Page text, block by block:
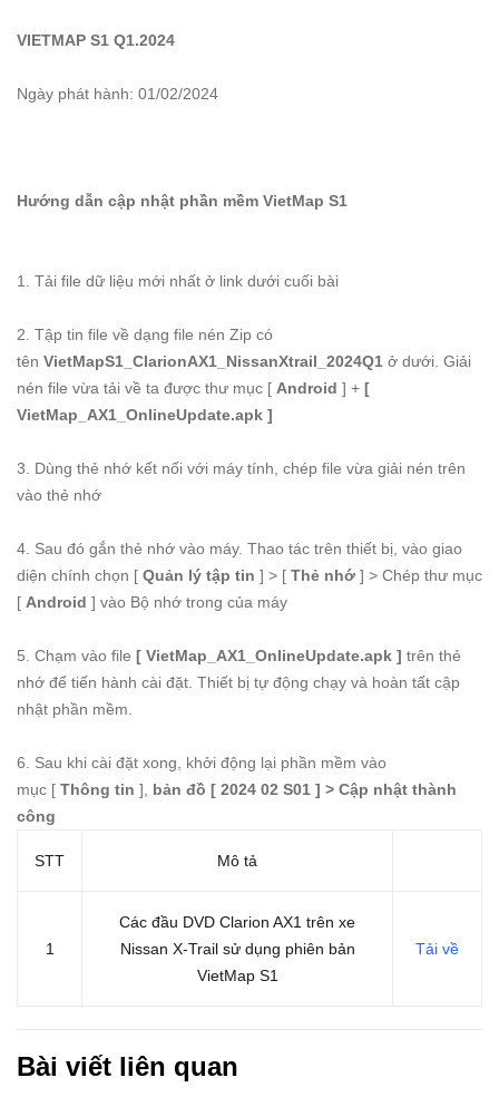
VIETMAP S1 Q1.2024
Ngày phát hành: 01/02/2024
Hướng dẫn cập nhật phần mềm VietMap S1
1. Tải file dữ liệu mới nhất ở link dưới cuối bài
2. Tập tin file về dạng file nén Zip có
tên VietMapS1_ClarionAX1_NissanXtrail_2024Q1 ở dưới. Giải
nén file vừa tải về ta được thư mục [ Android ] + [
VietMap_AX1_OnlineUpdate.apk ]
3. Dùng thẻ nhớ kết nối với máy tính, chép file vừa giải nén trên
vào thẻ nhớ
4. Sau đó gắn thẻ nhớ vào máy. Thao tác trên thiết bị, vào giao
diện chính chọn [ Quản lý tập tin ] > [ Thẻ nhớ ] > Chép thư mục
[ Android ] vào Bộ nhớ trong của máy
5. Chạm vào file [ VietMap_AX1_OnlineUpdate.apk ] trên thẻ
nhớ để tiến hành cài đặt. Thiết bị tự động chạy và hoàn tất cập
nhật phần mềm.
6. Sau khi cài đặt xong, khởi động lại phần mềm vào
mục [ Thông tin ], bản đồ [ 2024 02 S01 ] > Cập nhật thành
công
STT Mô tả
1
Các đầu DVD Clarion AX1 trên xe
Nissan X-Trail sử dụng phiên bản
VietMap S1
Tải về
Bài viết liên quan